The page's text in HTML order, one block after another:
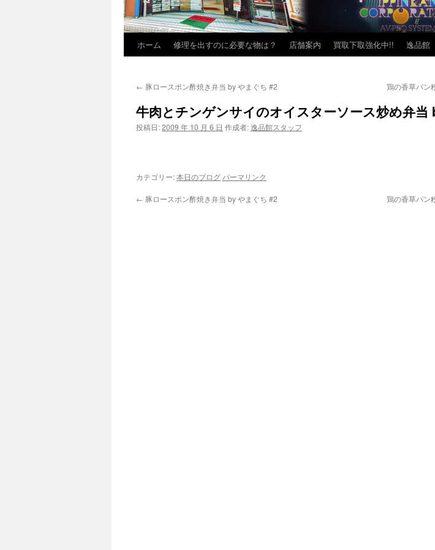
ホーム 修理を出すのに必要な物は？ 店舗案内 買取下取強化中!! 逸品館
← 豚ロースポン酢焼き弁当 by やまぐち #2 鶏の香草パン
牛肉とチンゲンサイのオイスターソース炒め弁当
投稿日:2009 年 10 月 6 日 作成者:逸品館スタッフ
カテゴリー:本日のブログ パーマリンク
← 豚ロースポン酢焼き弁当 by やまぐち #2 鶏の香草パン